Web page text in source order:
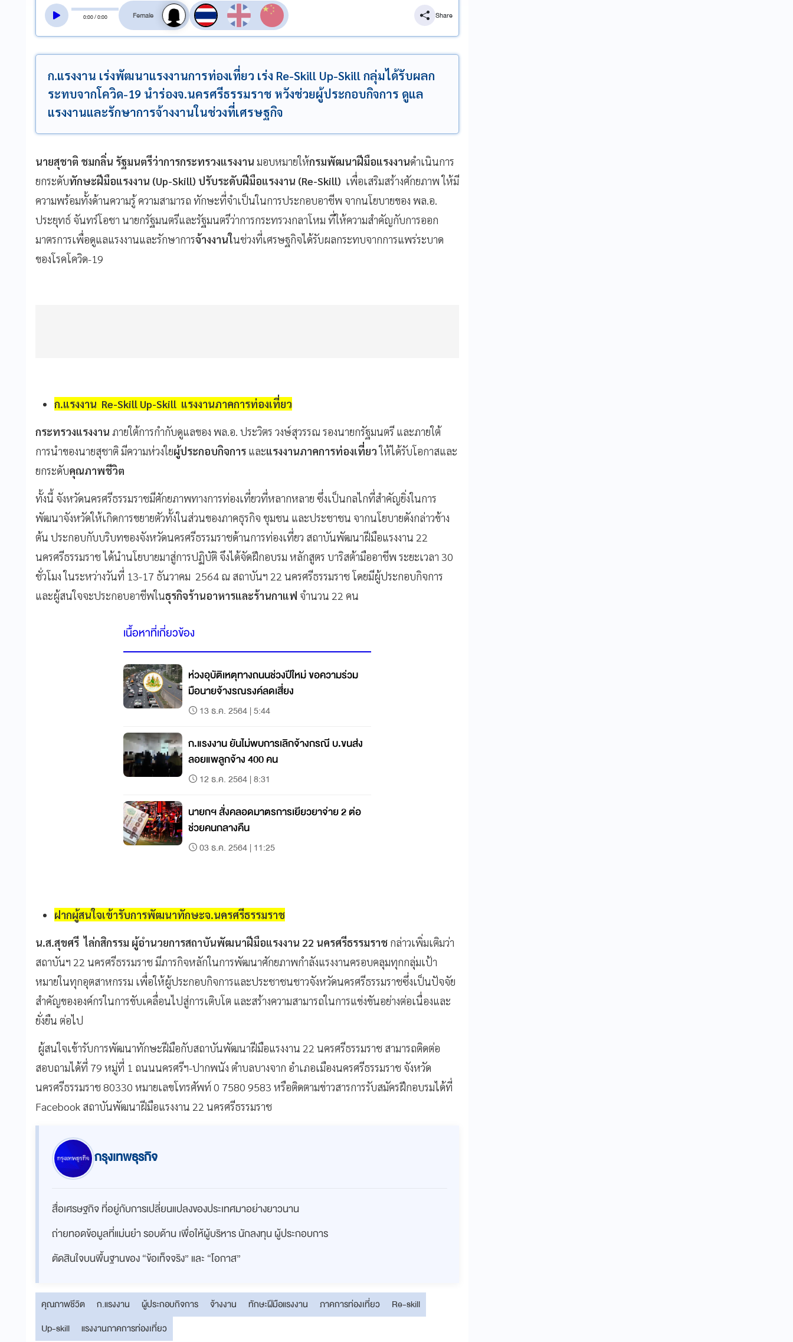
0:00/0:00
สลับเสียงอ่าน
Share
ก.แรงงาน เร่งพัฒนาแรงงานการท่องเที่ยว เร่ง Re-Skill Up-Skill กลุ่มได้รับผลก
ระทบจากโควิด-19 นำร่องจ.นครศรีธรรมราช หวังช่วยผู้ประกอบกิจการ ดูแล
แรงงานและรักษาการจ้างงานในช่วงที่เศรษฐกิจ
นายสุชาติ ชมกลิ่น รัฐมนตรีว่าการกระทรวงแรงงาน มอบหมายให้กรมพัฒนาฝีมือแรงงานดำเนินการ
ยกระดับทักษะฝีมือแรงงาน (Up-Skill) ปรับระดับฝีมือแรงงาน (Re-Skill) เพื่อเสริมสร้างศักยภาพ ให้มี
ความพร้อมทั้งด้านความรู้ ความสามารถ ทักษะที่จำเป็นในการประกอบอาชีพ จากนโยบายของ พล.อ.
ประยุทธ์ จันทร์โอชา นายกรัฐมนตรีและรัฐมนตรีว่าการกระทรวงกลาโหม ที่ให้ความสำคัญกับการออก
มาตรการเพื่อดูแลแรงงานและรักษาการจ้างงานในช่วงที่เศรษฐกิจได้รับผลกระทบจากการแพร่ระบาด
ของโรคโควิด-19
ก.แรงงาน Re-Skill Up-Skill แรงงานภาคการท่องเที่ยว
กระทรวงแรงงาน ภายใต้การกำกับดูแลของ พล.อ. ประวิตร วงษ์สุวรรณ รองนายกรัฐมนตรี และภายใต้
การนำของนายสุชาติ มีความห่วงใยผู้ประกอบกิจการ และแรงงานภาคการท่องเที่ยวให้ได้รับโอกาสและ
ยกระดับคุณภาพชีวิต
ทั้งนี้ จังหวัดนครศรีธรรมราชมีศักยภาพทางการท่องเที่ยวที่หลากหลาย ซึ่งเป็นกลไกที่สำคัญยิ่งในการ
พัฒนาจังหวัดให้เกิดการขยายตัวทั้งในส่วนของภาคธุรกิจ ชุมชน และประชาชน จากนโยบายดังกล่าวข้าง
ต้น ประกอบกับบริบทของจังหวัดนครศรีธรรมราชด้านการท่องเที่ยว สถาบันพัฒนาฝีมือแรงงาน 22
นครศรีธรรมราช ได้นำนโยบายมาสู่การปฏิบัติ จึงได้จัดฝึกอบรม หลักสูตร บาริสต้ามืออาชีพ ระยะเวลา 30
ชั่วโมง ในระหว่างวันที่ 13-17 ธันวาคม 2564 ณ สถาบันฯ 22 นครศรีธรรมราช โดยมีผู้ประกอบกิจการ
และผู้สนใจจะประกอบอาชีพในธุรกิจร้านอาหารและร้านกาแฟ จำนวน 22 คน
เนื้อหาที่เกี่ยวข้อง
ห่วงอุบัติเหตุทางถนนช่วงปีใหม่ ขอความร่วม
มือนายจ้างรณรงค์ลดเสี่ยง
13 ธ.ค. 2564 | 5:44
ก.แรงงาน ยันไม่พบการเลิกจ้างกรณี บ.ขนส่ง
ลอยแพลูกจ้าง 400 คน
12 ธ.ค. 2564 | 8:31
นายกฯ สั่งคลอดมาตรการเยียวยาจ่าย 2 ต่อ
ช่วยคนกลางคืน
03 ธ.ค. 2564 | 11:25
ฝากผู้สนใจเข้ารับการพัฒนาทักษะจ.นครศรีธรรมราช
น.ส.สุขศรี ไล่กสิกรรม ผู้อำนวยการสถาบันพัฒนาฝีมือแรงงาน 22 นครศรีธรรมราช กล่าวเพิ่มเติมว่า
สถาบันฯ 22 นครศรีธรรมราช มีภารกิจหลักในการพัฒนาศักยภาพกำลังแรงงานครอบคลุมทุกกลุ่มเป้า
หมายในทุกอุตสาหกรรม เพื่อให้ผู้ประกอบกิจการและประชาชนชาวจังหวัดนครศรีธรรมราชซึ่งเป็นปัจจัย
สำคัญขององค์กรในการขับเคลื่อนไปสู่การเติบโต และสร้างความสามารถในการแข่งขันอย่างต่อเนื่องและ
ยั่งยืน ต่อไป
ผู้สนใจเข้ารับการพัฒนาทักษะฝีมือกับสถาบันพัฒนาฝีมือแรงงาน 22 นครศรีธรรมราช สามารถติดต่อ
สอบถามได้ที่ 79 หมู่ที่ 1 ถนนนครศรีฯ-ปากพนัง ตำบลบางจาก อำเภอเมืองนครศรีธรรมราช จังหวัด
นครศรีธรรมราช 80330 หมายเลขโทรศัพท์ 0 7580 9583 หรือติดตามข่าวสารการรับสมัครฝึกอบรมได้ที่
Facebook สถาบันพัฒนาฝีมือแรงงาน 22 นครศรีธรรมราช
กรุงเทพธุรกิจ
สื่อเศรษฐกิจ ที่อยู่กับการเปลี่ยนแปลงของประเทศมาอย่างยาวนาน
ถ่ายทอดข้อมูลที่แม่นยำ รอบด้าน เพื่อให้ผู้บริหาร นักลงทุน ผู้ประกอบการ
ตัดสินใจบนพื้นฐานของ “ข้อเท็จจริง” และ “โอกาส”
คุณภาพชีวิต ก.แรงงาน ผู้ประกอบกิจการ จ้างงาน ทักษะฝีมือแรงงาน ภาคการท่องเที่ยว
Re-skill
Up-skill
แรงงานภาคการท่องเที่ยว